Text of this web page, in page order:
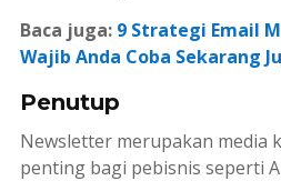
Baca juga: 9 Strategi Email
Wajib Anda Coba Sekarang
Penutup
Newslettermerupakan media
penting bagi pebisnis seperti